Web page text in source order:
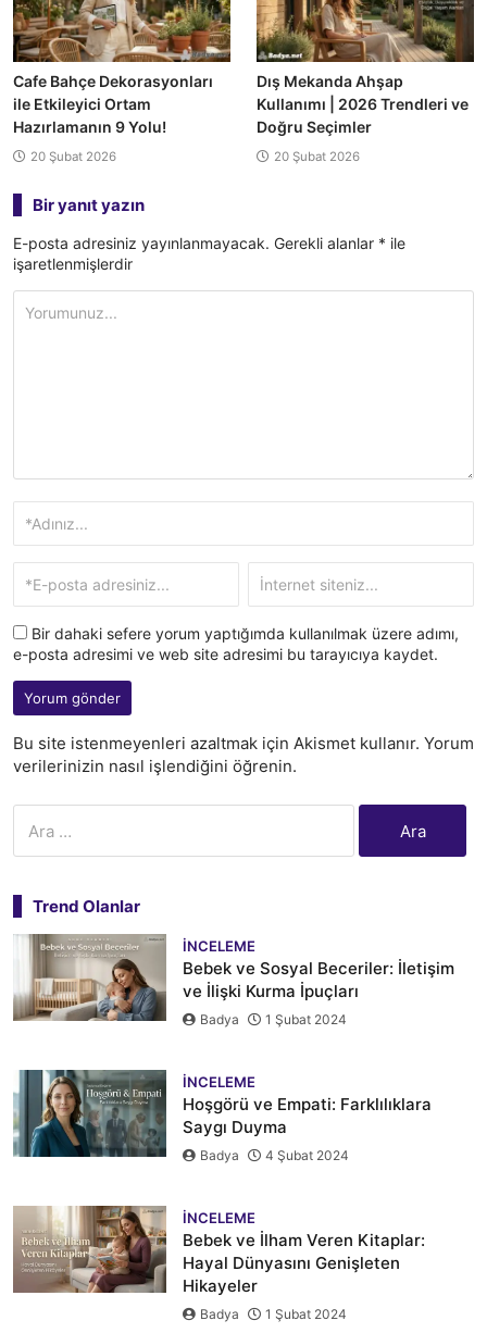
Cafe Bahçe Dekorasyonları
ile Etkileyici Ortam
Hazırlamanın 9 Yolu!
20 Şubat 2026
Dış Mekanda Ahşap
Kullanımı | 2026 Trendleri ve
Doğru Seçimler
20 Şubat 2026
Bir yanıt yazın
E-posta adresiniz yayınlanmayacak. Gerekli alanlar * ile
işaretlenmişlerdir
Bir dahaki sefere yorum yaptığımda kullanılmak üzere adımı,
e-posta adresimi ve web site adresimi bu tarayıcıya kaydet.
Bu site istenmeyenleri azaltmak için Akismet kullanır. Yorum
verilerinizin nasıl işlendiğini öğrenin.
Trend Olanlar
İNCELEME
Bebek ve Sosyal Beceriler: İletişim
ve İlişki Kurma İpuçları
Badya 1 Şubat 2024
İNCELEME
Hoşgörü ve Empati: Farklılıklara
Saygı Duyma
Badya 4 Şubat 2024
İNCELEME
Bebek ve İlham Veren Kitaplar:
Hayal Dünyasını Genişleten
Hikayeler
Badya 1 Şubat 2024